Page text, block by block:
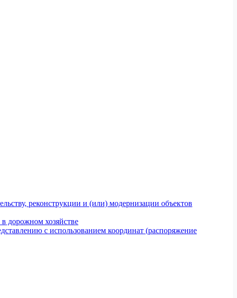
реконструкции и (или) модернизации объектов
дорожном хозяйстве
с использованием координат (распоряжение